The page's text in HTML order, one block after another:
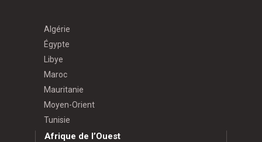
Algérie
Égypte
Libye
Maroc
Mauritanie
Moyen-Orient
Tunisie
Afrique de l’Ouest